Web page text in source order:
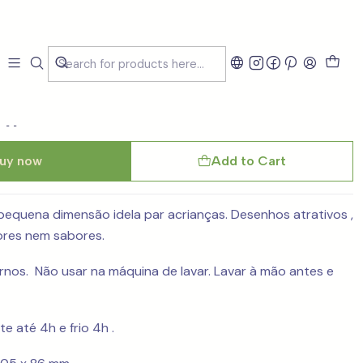
Quokka Whim Grove
Add to Cart
now
dimensão idela par acrianças. Desenhos atrativos ,
nem sabores.
Não usar na máquina de lavar. Lavar à mão antes e
até 4h e frio 4h .